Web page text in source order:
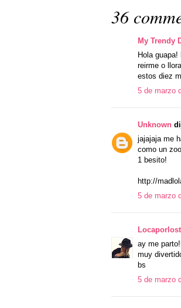
36
My Trendy
Hola
reirme o
estos diez
5 de marzo
Unknown
jajajaja me
como un zoo
1 besito!
http://
5 de marzo
ay me
muy
bs
5 de marzo